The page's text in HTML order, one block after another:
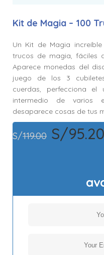
Kit de Magia – 100
Un Kit de Magia
trucos de magia, fáciles
Aparece monedas del
juego de los 3
cuerdas, perfecciona
intermedio de varios
desaparece cosas de tus
S/119.00 S/95.20